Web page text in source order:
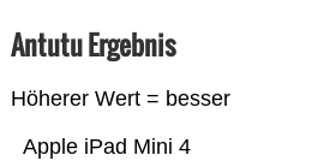
Antutu Ergebnis
Höherer Wert = besser
Apple iPad Mini 4